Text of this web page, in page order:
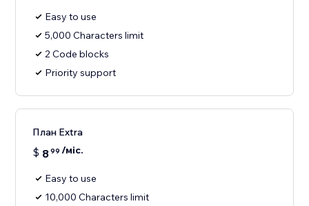
Easy to use
5,000 Characters limit
2 Code blocks
Priority support
План Extra
$ 899 /міс.
Easy to use
10,000 Characters limit